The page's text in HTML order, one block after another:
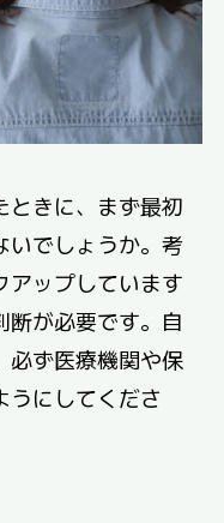
ときに、まず最初
いでしょうか。考
アップしています
断が必要です。自
必ず医療機関や保
うにしてくださ